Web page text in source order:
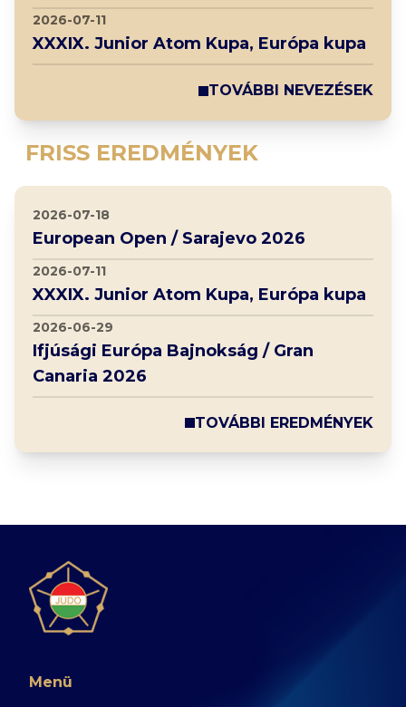
FRISS EREDMÉNYEK
2026-07-11
XXXIX. Junior Atom Kupa, Európa kupa
TOVÁBBI NEVEZÉSEK
2026-07-18
European Open / Sarajevo 2026
2026-07-11
XXXIX. Junior Atom Kupa, Európa kupa
2026-06-29
Ifjúsági Európa Bajnokság / Gran
Canaria 2026
TOVÁBBI EREDMÉNYEK
Menü